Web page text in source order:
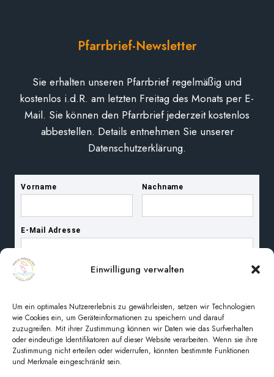
Einwilligung verwalten
Um ein optimales Nutzererlebnis zu gewährleisten, setzen wir Technologien
wie Cookies ein, um Geräteinformationen zu speichern und darauf
zuzugreifen. Mit ihrer Zustimmung können wir Daten wie das Surfverhalten
oder eindeutige Identifikatoren auf dieser Website verarbeiten. Wenn sie ihre
Zustimmung nicht erteilen oder widerrufen, könnten bestimmte Funktionen
und Merkmale eingeschränkt sein.
Pfarrbrief-Newsletter
Sie erhalten unseren Pfarrbrief regelmäßig und
kostenlos i.d.R. am letzten Freitag des Monats per E-
Mail. Sie können den Pfarrbrief jederzeit kostenlos
abbestellen. Details entnehmen Sie unserer
Datenschutzerklärung.